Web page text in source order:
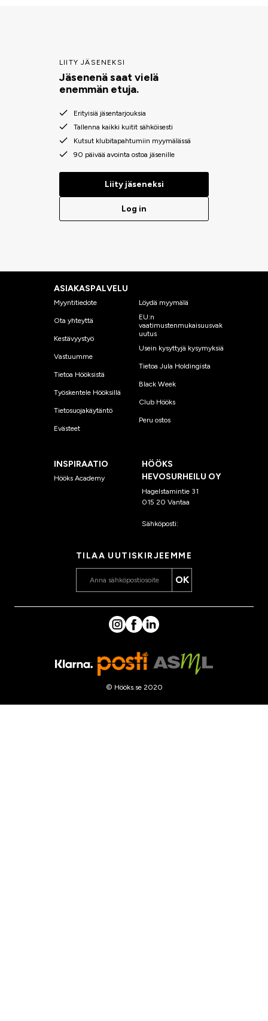
LIITY JÄSENEKSI
Jäsenenä saat vielä
enemmän etuja.
Erityisiä jäsentarjouksia
Tallenna kaikki kuitit sähköisesti
Kutsut klubitapahtumiin myymälässä
90 päivää avointa ostoa jäsenille
Liity jäseneksi
Log in
ASIAKASPALVELU
Myyntitiedote
Ota yhteyttä
Kestävyystyö
Vastuumme
Tietoa Hööksistä
Työskentele Hööksillä
Tietosuojakäytäntö
Evästeet
Löydä myymälä
EU:n
vaatimustenmukaisuusvak
uutus
Usein kysyttyjä kysymyksiä
Tietoa Jula Holdingista
Black Week
Club Hööks
Peru ostos
INSPIRAATIO
Hööks Academy
HÖÖKS
HEVOSURHEILU OY
Hagelstamintie 31
015 20 Vantaa
Sähköposti:
TILAA UUTISKIRJEEMME
OK
© Hööks.se 2020